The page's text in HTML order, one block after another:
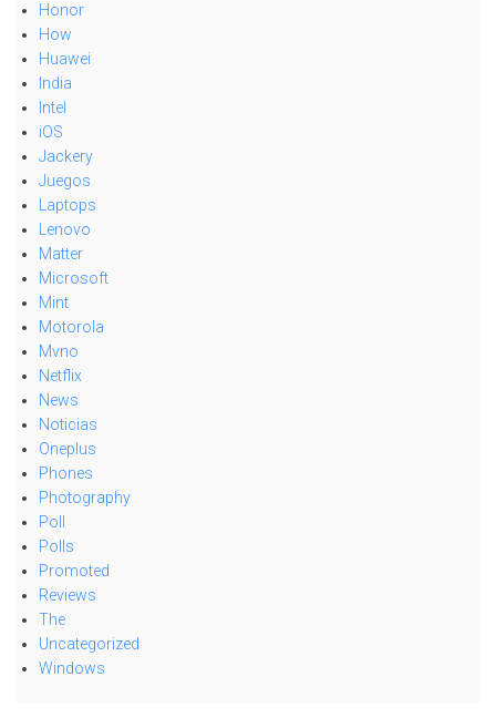
Honor
How
Huawei
India
Intel
iOS
Jackery
Juegos
Laptops
Lenovo
Matter
Microsoft
Mint
Motorola
Mvno
Netflix
News
Noticias
Oneplus
Phones
Photography
Poll
Polls
Promoted
Reviews
The
Uncategorized
Windows